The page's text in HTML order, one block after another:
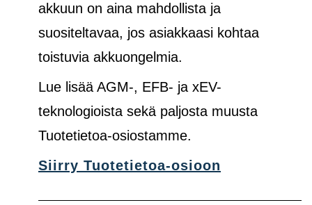
akkuun on aina mahdollista ja
suositeltavaa, jos asiakkaasi kohtaa
toistuvia akkuongelmia.
Lue lisää AGM-, EFB- ja xEV-
teknologioista sekä paljosta muusta
Tuotetietoa-osiostamme.
Siirry Tuotetietoa-osioon